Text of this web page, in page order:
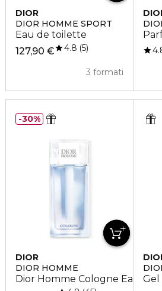
DIOR
DIOR HOMME SPORT
Eau de toilette
127,90 €
3 formati
4.8 5
DIOR
DIOR HOMME
Dior Homme Cologne Eau de
30%
Gel